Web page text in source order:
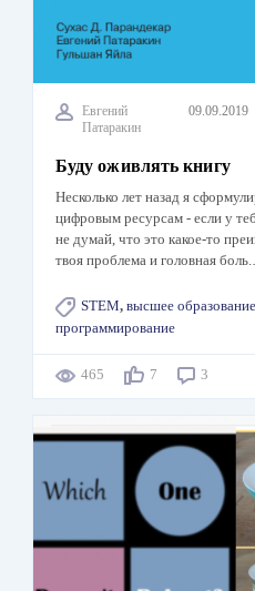
Евгений
Патаракин
09.09.2019
Буду оживлять книгу
Несколько лет назад я
цифровым ресурсам - если у
не думай, что это какое-то
твоя проблема и головная
STEM, высшее образование
программирование
465 7 3